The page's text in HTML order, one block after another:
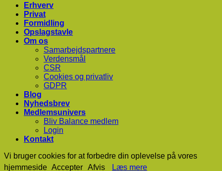
Erhverv
Privat
Formidling
Opslagstavle
Om os
Samarbejdspartnere
Verdensmål
CSR
Cookies og privatliv
GDPR
Blog
Nyhedsbrev
Medlemsunivers
Bliv Balance medlem
Login
Kontakt
Vi bruger cookies for at forbedre din oplevelse på vores
hjemmeside Accepter Afvis Læs mere